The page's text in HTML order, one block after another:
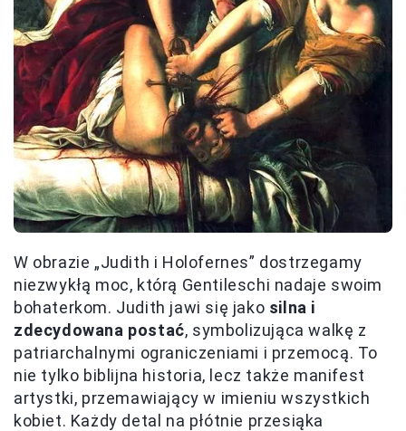
W obrazie „Judith i Holofernes” dostrzegamy
niezwykłą moc, którą Gentileschi nadaje swoim
bohaterkom. Judith jawi się jako silna i
zdecydowana postać, symbolizująca walkę z
patriarchalnymi ograniczeniami i przemocą. To
nie tylko biblijna historia, lecz także manifest
artystki, przemawiający w imieniu wszystkich
kobiet. Każdy detal na płótnie przesiąka